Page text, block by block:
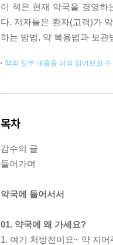
이 책은 현재 약국을 경영하
다. 저자들은 환자(고객)가
하는 방법, 약 복용법과 보관
책의 일부 내용을 미리 읽어보실
목차
감수의 글
들어가며
약국에 들어서서
01. 약국에 왜 가세요?
1. 여기 처방전이요~ 약 지어